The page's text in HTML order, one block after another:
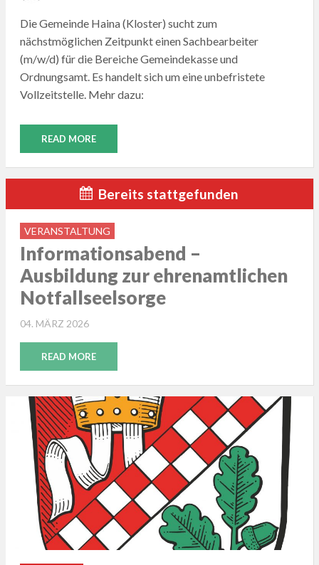
Die Gemeinde Haina (Kloster) sucht zum
nächstmöglichen Zeitpunkt einen Sachbearbeiter
(m/w/d) für die Bereiche Gemeindekasse und
Ordnungsamt. Es handelt sich um eine unbefristete
Vollzeitstelle. Mehr dazu:
READ MORE
Bereits stattgefunden
VERANSTALTUNG
Informationsabend –
Ausbildung zur ehrenamtlichen
Notfallseelsorge
POSTED
04. MÄRZ 2026
READ MORE